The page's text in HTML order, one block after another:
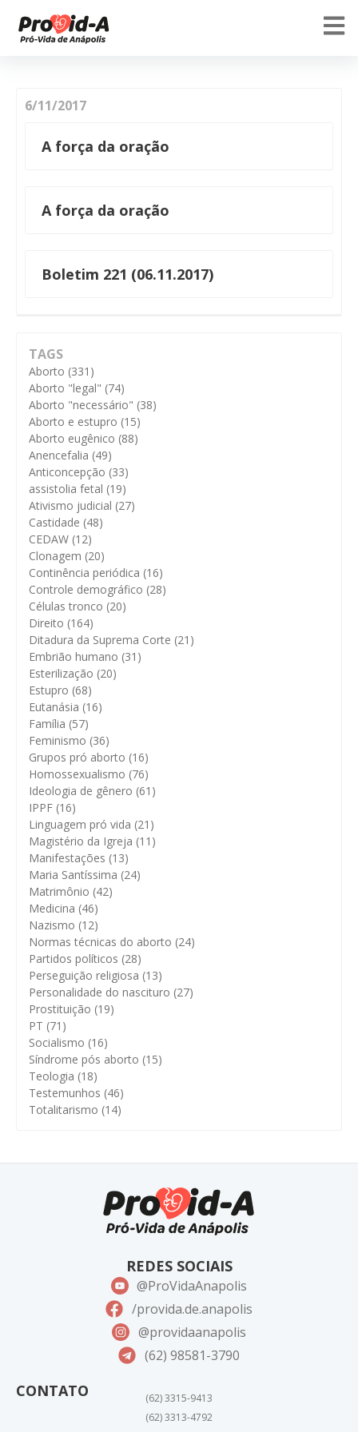
TAGS
Aborto (331)
Aborto "legal" (74)
Aborto "necessário" (38)
Aborto e estupro (15)
Aborto eugênico (88)
Anencefalia (49)
Anticoncepção (33)
assistolia fetal (19)
Ativismo judicial (27)
Castidade (48)
CEDAW (12)
Clonagem (20)
Continência periódica (16)
Controle demográfico (28)
Células tronco (20)
Direito (164)
Ditadura da Suprema Corte (21)
Embrião humano (31)
Esterilização (20)
Estupro (68)
Eutanásia (16)
Família (57)
Feminismo (36)
Grupos pró aborto (16)
Homossexualismo (76)
Ideologia de gênero (61)
IPPF (16)
Linguagem pró vida (21)
Magistério da Igreja (11)
Manifestações (13)
Maria Santíssima (24)
Matrimônio (42)
Medicina (46)
Nazismo (12)
Normas técnicas do aborto (24)
Partidos políticos (28)
Perseguição religiosa (13)
Personalidade do nascituro (27)
Prostituição (19)
PT (71)
Socialismo (16)
Síndrome pós aborto (15)
Teologia (18)
Testemunhos (46)
Totalitarismo (14)
6/11/2017
A força da oração
A força da oração
Boletim 221 (06.11.2017)
CONTATO
(62) 3315-9413
(62) 3313-4792
REDES SOCIAIS
@ProVidaAnapolis
/provida.de.anapolis
@providaanapolis
(62) 98581-3790